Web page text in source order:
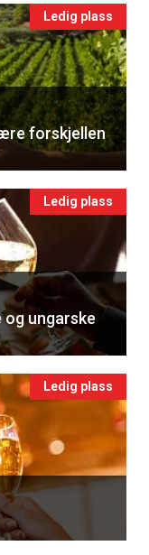
Ledig plass
forskjellen
Ledig plass
og ungarske
Ledig plass